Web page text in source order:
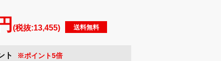
(税抜:13,455) 送料無料
ト ※ポイント5倍